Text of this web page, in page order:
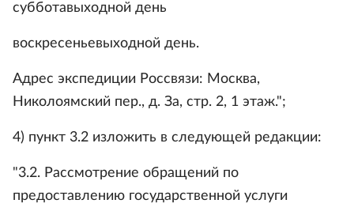
субботавыходной день
воскресеньевыходной день.
Адрес экспедиции Россвязи: Москва,
Николоямский пер., д. За, стр. 2, 1 этаж.";
4) пункт 3.2 изложить в следующей редакции:
"3.2. Рассмотрение обращений по
предоставлению государственной услуги